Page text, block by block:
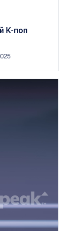
К-поп